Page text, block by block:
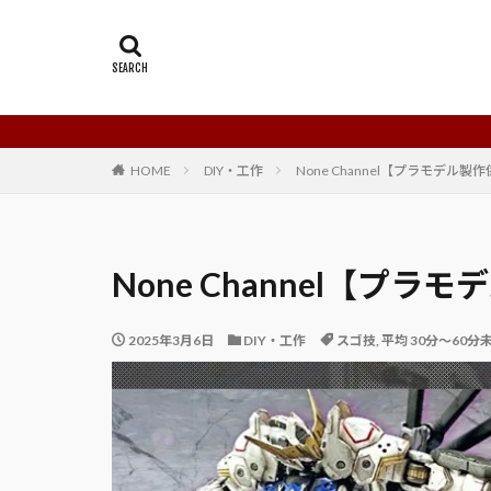
HOME DIY・工作 None Channel【プラモデル製作
None Channel【プラモ
2025年3月6日 DIY・工作 スゴ技, 平均 30分～60分